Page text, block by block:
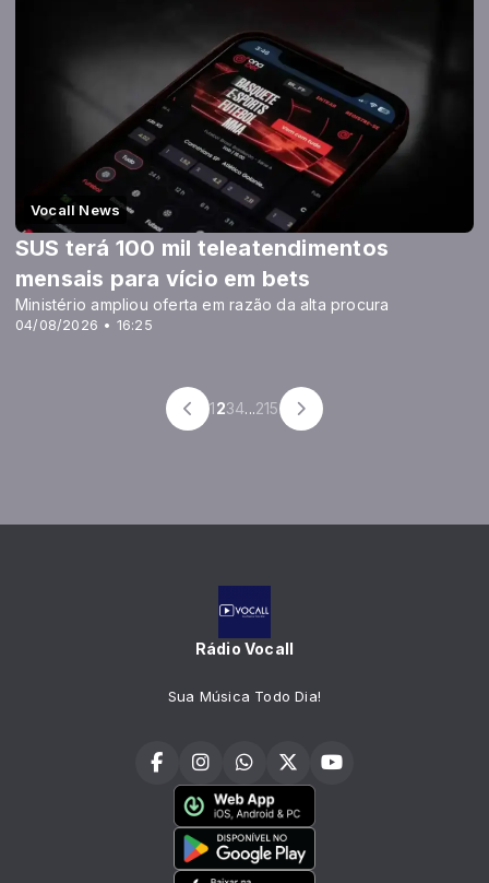
Vocall News
04/08/2026 • 16:25
SUS terá 100 mil teleatendimentos
mensais para vício em bets
Ministério ampliou oferta em razão da alta procura
1234...215
Rádio Vocall
Sua Música Todo Dia!